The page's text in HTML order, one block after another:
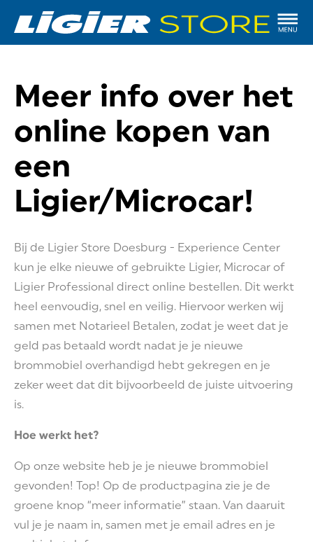
Meer info over het
online kopen van
een
Ligier/Microcar!
Bij de Ligier Store Doesburg - Experience Center
kun je elke nieuwe of gebruikte Ligier, Microcar of
Ligier Professional direct online bestellen. Dit werkt
heel eenvoudig, snel en veilig. Hiervoor werken wij
samen met Notarieel Betalen, zodat je weet dat je
geld pas betaald wordt nadat je je nieuwe
brommobiel overhandigd hebt gekregen en je
zeker weet dat dit bijvoorbeeld de juiste uitvoering
is.
Hoe werkt het?
Op onze website heb je je nieuwe brommobiel
gevonden! Top! Op de productpagina zie je de
groene knop “meer informatie” staan. Van daaruit
vul je je naam in, samen met je email adres en je